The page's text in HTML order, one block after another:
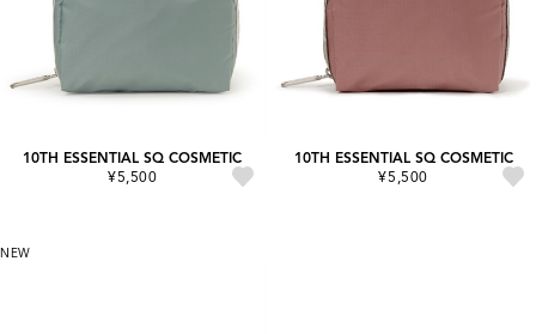
10TH ESSENTIAL SQ COSMETIC
¥5,500
10TH ESSENTIAL SQ COSMETIC
¥5,500
NEW